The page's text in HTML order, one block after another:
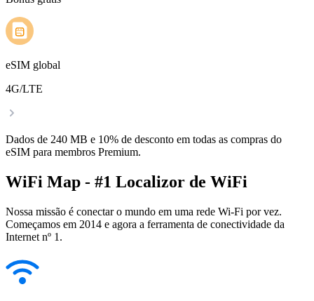
eSIM global
4G/LTE
Dados de 240 MB e 10% de desconto em todas as compras do
eSIM para membros Premium.
WiFi Map - #1 Localizor de WiFi
Nossa missão é conectar o mundo em uma rede Wi-Fi por vez.
Começamos em 2014 e agora a ferramenta de conectividade da
Internet nº 1.